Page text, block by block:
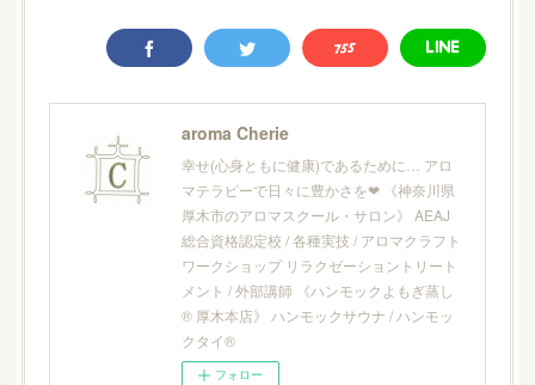
aroma Cherie
幸せ(心身ともに健康)であるために… アロ
マテラピーで日々に豊かさを❤︎ 《神奈川県
厚木市のアロマスクール・サロン》 AEAJ
総合資格認定校 / 各種実技 / アロマクラフト
ワークショップ リラクゼーショントリート
メント / 外部講師 《ハンモックよもぎ蒸し
® 厚木本店》 ハンモックサウナ / ハンモッ
クタイ®
フォロー